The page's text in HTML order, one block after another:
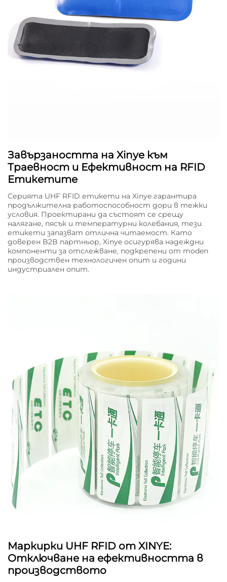
Завързаността на Xinye към
Траевност и Ефективност на RFID
Етикетите
Серията UHF RFID етикети на Xinye гарантира
продължителна работоспособност дори в тежки
условия. Проектирани да състоят се срещу
налягане, пясък и температурни колебания, тези
етикети запазват отлична читаемост. Като
доверен B2B партньор, Xinye осигурява надеждни
компоненти за отслежване, подкрепени от moden
производствен технологичен опит и години
индустриален опит.
Маркирки UHF RFID от XINYE:
Отключване на ефективността в
производството